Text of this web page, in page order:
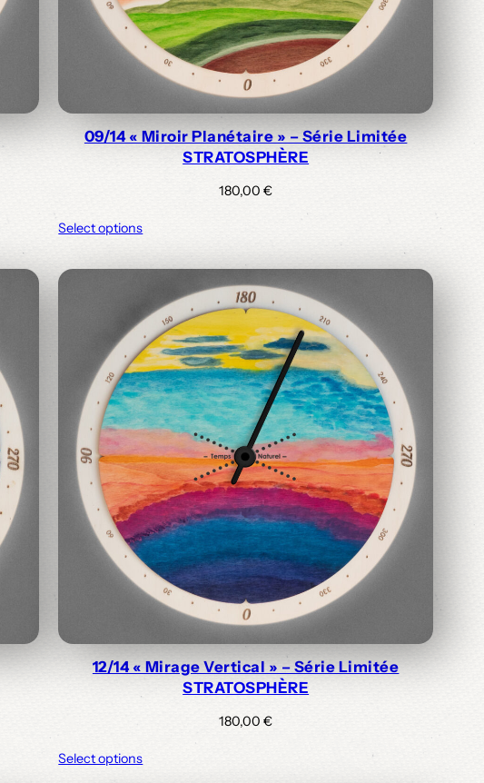
09/14 « Miroir Planétaire » – Série Limitée
STRATOSPHÈRE
180,00€
Select options
12/14 « Mirage Vertical » – Série Limitée
STRATOSPHÈRE
180,00€
Select options